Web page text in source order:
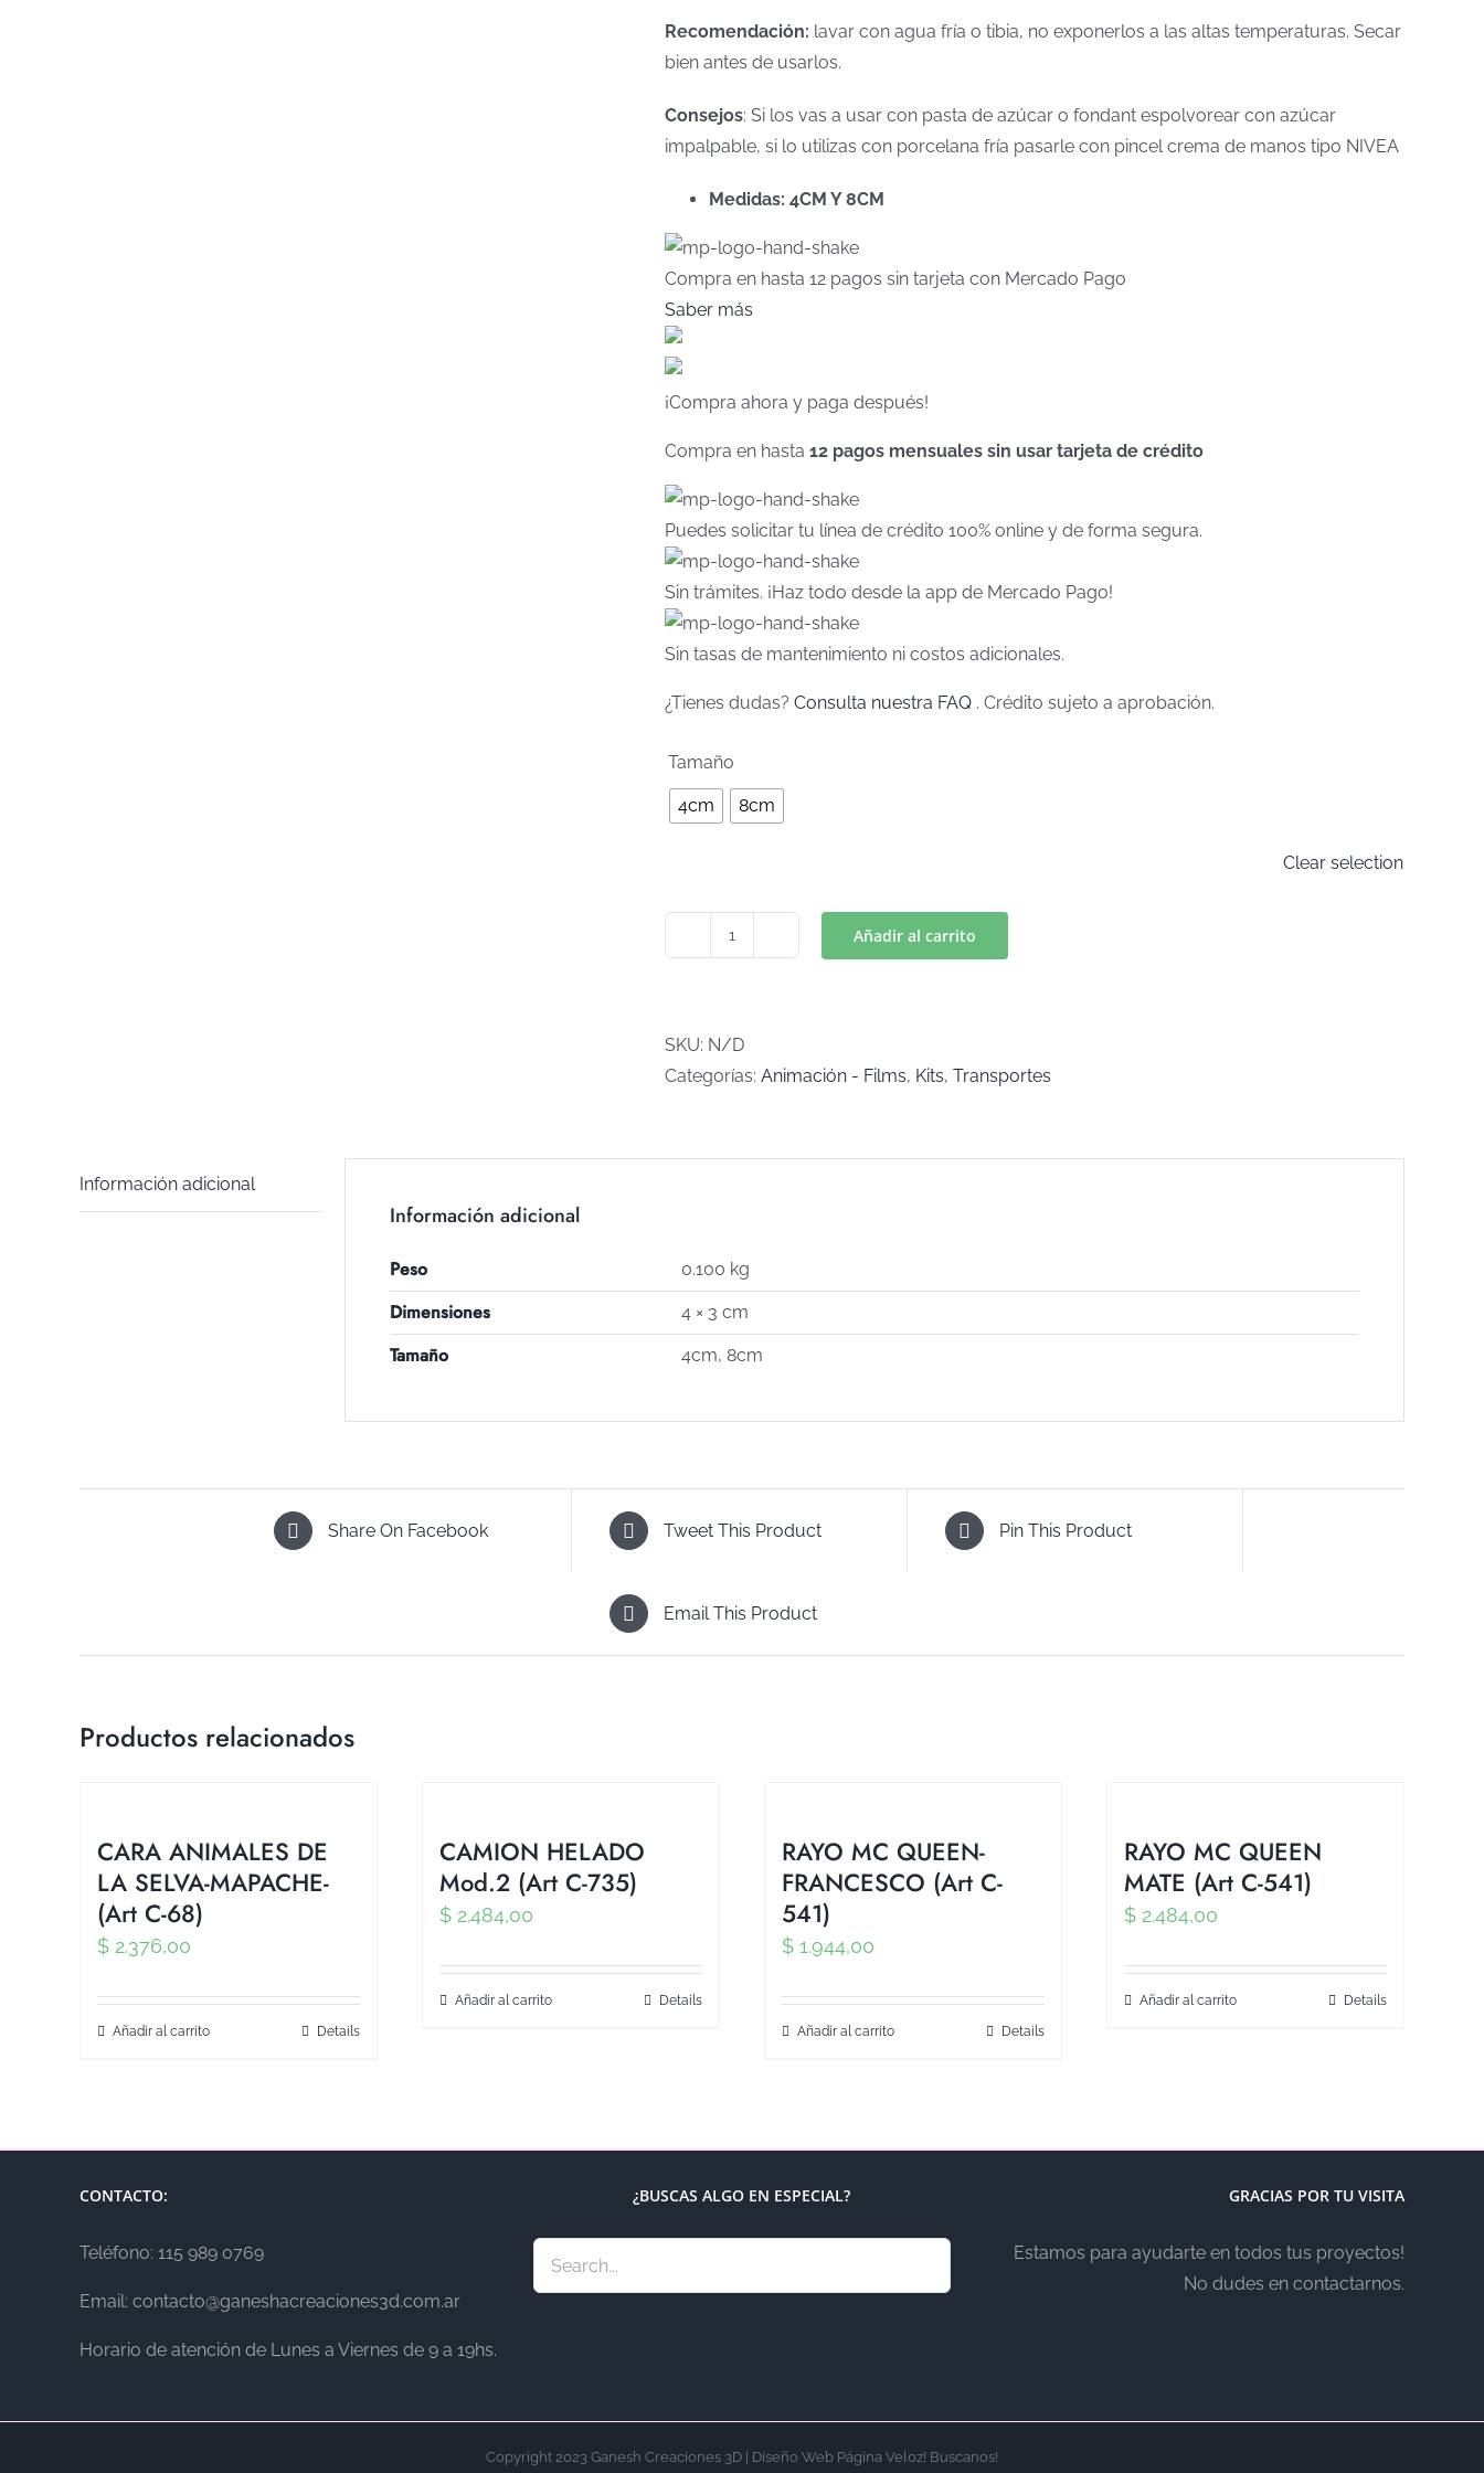
Recomendación: lavar con agua fría o tibia, no exponerlos a las altas temperaturas. Secar
bien antes de usarlos.
Consejos: Si los vas a usar con pasta de azúcar o fondant espolvorear con azúcar
impalpable, si lo utilizas con porcelana fría pasarle con pincel crema de manos tipo NIVEA
Medidas: 4CM Y 8CM
Compra en hasta 12 pagos sin tarjeta con Mercado Pago
Saber más
¡Compra ahora y paga después!
Compra en hasta 12 pagos mensuales sin usar tarjeta de crédito
Puedes solicitar tu línea de crédito 100% online y de forma segura.
Sin trámites. ¡Haz todo desde la app de Mercado Pago!
Sin tasas de mantenimiento ni costos adicionales.
¿Tienes dudas? Consulta nuestra FAQ . Crédito sujeto a aprobación.
Tamaño
4cm 8cm
Clear selection
(Art
K-
Añadir al carrito
SKU: N/D
Categorías: Animación - Films, Kits, Transportes
Información adicional
Información adicional
Peso 0.100 kg
Dimensiones 4 × 3 cm
Tamaño 4cm, 8cm
Share On Facebook Tweet This Product Pin This Product
Email This Product
Productos relacionados
CARA ANIMALES DE
LA SELVA-MAPACHE-
(Art C-68)
$ 2.376,00
Añadir al carrito Details
CAMION HELADO
Mod.2 (Art C-735)
$ 2.484,00
Añadir al carrito Details
RAYO MC QUEEN-
FRANCESCO (Art C-
541)
$ 1.944,00
Añadir al carrito Details
RAYO MC QUEEN
MATE (Art C-541)
$ 2.484,00
Añadir al carrito Details
CONTACTO:
Teléfono: 115 989 0769
Email: contacto@ganeshacreaciones3d.com.ar
Horario de atención de Lunes a Viernes de 9 a 19hs.
¿BUSCAS ALGO EN ESPECIAL? GRACIAS POR TU VISITA
Estamos para ayudarte en todos tus proyectos!
No dudes en contactarnos.
Copyright 2023 Ganesh Creaciones 3D | Diseño Web Página Veloz! Buscanos!